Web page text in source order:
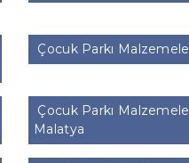
Çocuk Parkı
Çocuk Parkı
Malatya